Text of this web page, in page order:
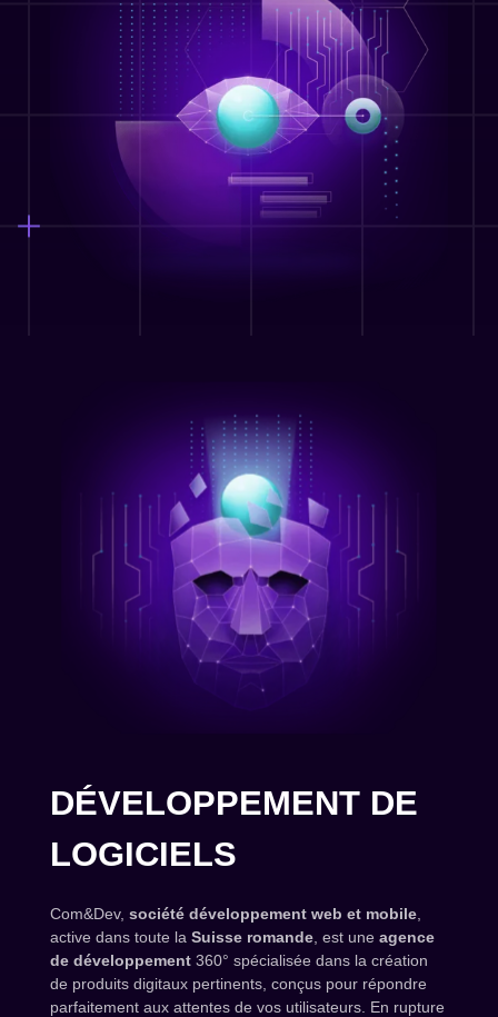
DÉVELOPPEMENT DE
LOGICIELS
Com&Dev, société développement web et mobile,
active dans toute la Suisse romande, est une agence
de développement360° spécialisée dans la création
de produits digitaux pertinents, conçus pour répondre
parfaitement aux attentes de vos utilisateurs. En rupture